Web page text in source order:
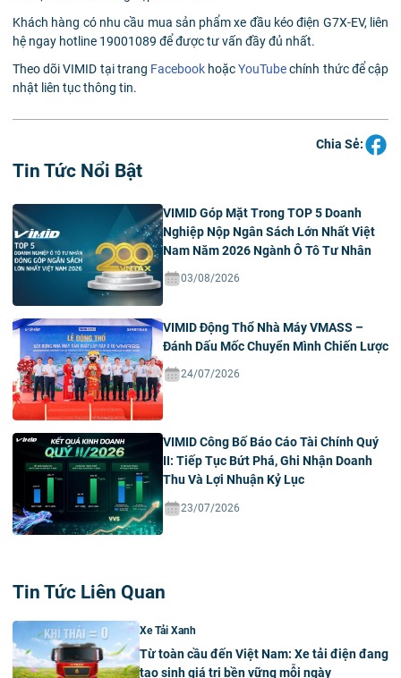
Khách hàng có nhu cầu mua sản phẩm xe đầu kéo điện G7X-EV, liên
hệ ngay hotline 19001089 để được tư vấn đầy đủ nhất.
Theo dõi VIMID tại trang FacebookhoặcYouTubechính thức để cập
nhật liên tục thông tin.
Chia Sẻ:
Tin Tức Nổi Bật
VIMID Góp Mặt Trong TOP 5 Doanh
Nghiệp Nộp Ngân Sách Lớn Nhất Việt
Nam Năm 2026 Ngành Ô Tô Tư Nhân
03/08/2026
VIMID Động Thổ Nhà Máy VMASS –
Đánh Dấu Mốc Chuyển Mình Chiến Lược
24/07/2026
VIMID Công Bố Báo Cáo Tài Chính Quý
II: Tiếp Tục Bứt Phá, Ghi Nhận Doanh
Thu Và Lợi Nhuận Kỷ Lục
23/07/2026
Tin Tức Liên Quan
Xe Tải Xanh
Từ toàn cầu đến Việt Nam: Xe tải điện đang
tạo sinh giá trị bền vững mỗi ngày